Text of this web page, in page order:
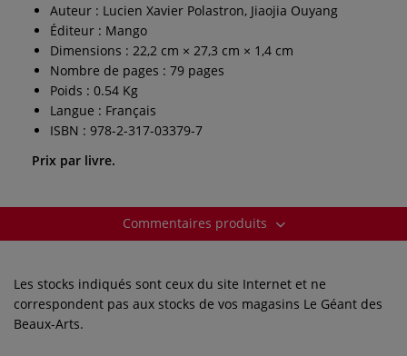
Auteur : Lucien Xavier Polastron, Jiaojia Ouyang
Éditeur : Mango
Dimensions : 22,2 cm × 27,3 cm × 1,4 cm
Nombre de pages : 79 pages
Poids : 0.54 Kg
Langue : Français
ISBN : 978-2-317-03379-7
Prix par livre.
Commentaires produits
Les stocks indiqués sont ceux du site Internet et ne
correspondent pas aux stocks de vos magasins Le Géant des
Beaux-Arts.